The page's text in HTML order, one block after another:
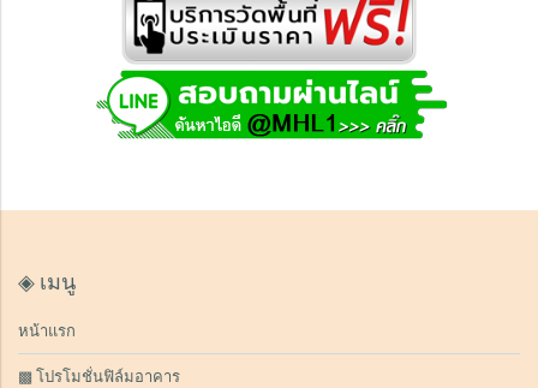
◈ เมนู
หน้าแรก
▩ โปรโมชั่นฟิล์มอาคาร